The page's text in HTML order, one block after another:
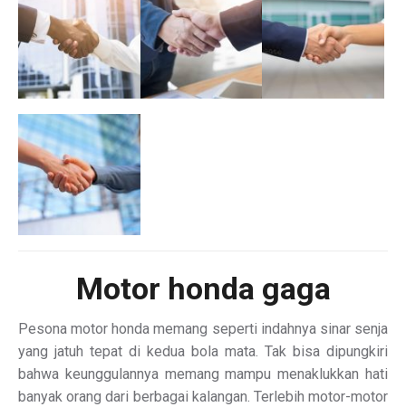
Motor honda gaga
Pesona motor honda memang seperti indahnya sinar senja
yang jatuh tepat di kedua bola mata. Tak bisa dipungkiri
bahwa keunggulannya memang mampu menaklukkan hati
banyak orang dari berbagai kalangan. Terlebih motor-motor